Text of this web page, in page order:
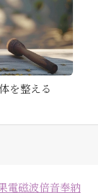
を整える
電磁波倍音奉納